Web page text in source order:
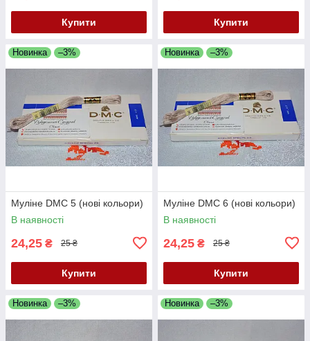
Купити Купити
Новинка –3%
Муліне DMC 5 (нові кольори)
В наявності
24,25 ₴ 25 ₴
Купити
Новинка –3%
Муліне DMC 6 (нові кольори)
В наявності
24,25 ₴ 25 ₴
Купити
Новинка –3% Новинка –3%